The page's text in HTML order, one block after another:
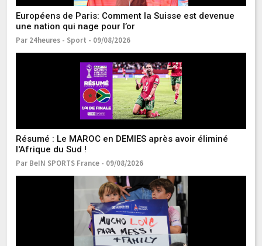
Européens de Paris: Comment la Suisse est devenue
une nation qui nage pour l’or
Par 24heures - Sport - 09/08/2026
Résumé : Le MAROC en DEMIES après avoir éliminé
l'Afrique du Sud !
Par BeIN SPORTS France - 09/08/2026